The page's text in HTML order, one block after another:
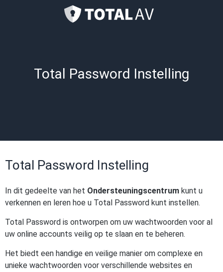
Total Password Instelling
Total Password Instelling
In dit gedeelte van het Ondersteuningscentrum kunt u
verkennen en leren hoe u Total Password kunt instellen.
Total Password is ontworpen om uw wachtwoorden voor al
uw online accounts veilig op te slaan en te beheren.
Het biedt een handige en veilige manier om complexe en
unieke wachtwoorden voor verschillende websites en